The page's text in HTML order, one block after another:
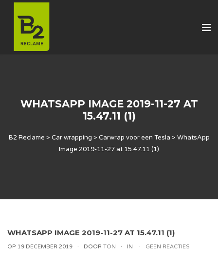
WHATSAPP IMAGE 2019-11-27 AT
15.47.11 (1)
B2 Reclame > Car wrapping > Carwrap voor een Tesla > WhatsApp
Image 2019-11-27 at 15.47.11 (1)
WHATSAPP IMAGE 2019-11-27 AT 15.47.11 (1)
OP 19 DECEMBER 2019 DOOR TON IN GEEN REACTIES